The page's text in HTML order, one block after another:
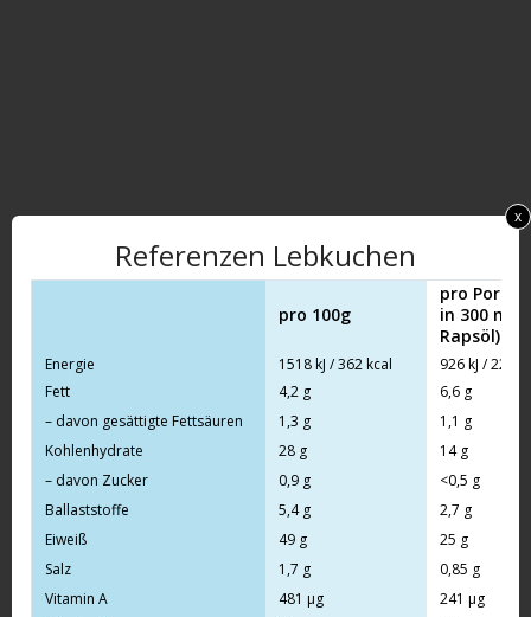
Referenzen Lebkuchen
pro 100g
pro
in 300 ml
Rapsöl)
Energie
Fett
1518 kJ / 362 kcal
4,2 g
926 kJ / 221
6,6 g
– davon gesättigte Fettsäuren
1,3 g
1,1 g
Kohlenhydrate
28 g
14 g
– davon Zucker
0,9 g
<0,5 g
Ballaststoffe
5,4 g
2,7 g
Eiweiß
49 g
25 g
Salz
1,7 g
0,85 g
Vitamin A
481 µg
241 µg
x